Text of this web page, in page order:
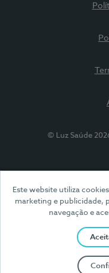
Este website utiliza
marketing e publicidade,
navegação e
© Luz Saúde